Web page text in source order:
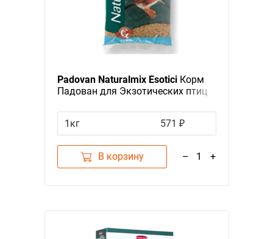
Padovan Naturalmix EsoticiКорм
Падован для Экзотических птиц
1кг
571 ₽
В корзину – 1 +